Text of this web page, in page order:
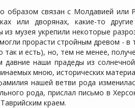
связан с Молдавией или
или дворянах, какие-то
музея укрепили некоторые
прорасти стройным древом -
и есть), но, тем не менее,
наши прадеды из
мною, исторических
нашей ветви рода
рода, прислал письмо в
краем.